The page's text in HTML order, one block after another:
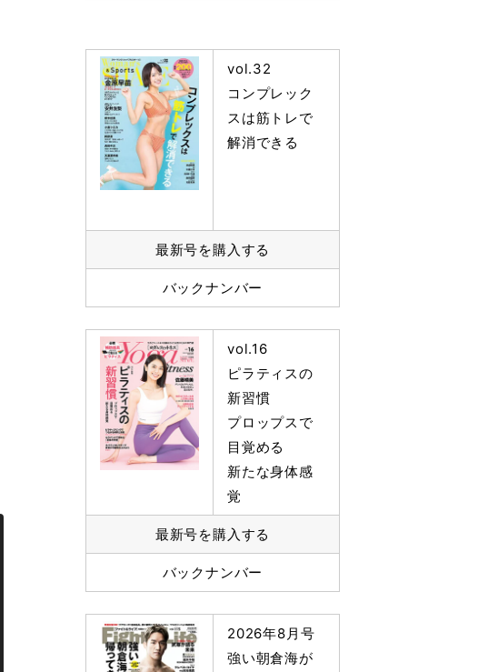
vol.32
コンプレック
スは筋トレで
解消できる
最新号を購入する
バックナンバー
vol.16
ピラティスの
新習慣
プロップスで
目覚める
新たな身体感
覚
最新号を購入する
バックナンバー
2026年8月号
強い朝倉海が